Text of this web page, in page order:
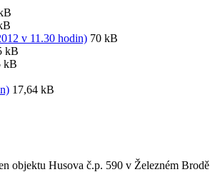
v 11.30 hodin) 70 kB
kB
kB
17,64 kB
objektu Husova č.p. 590 v Železném Brodě